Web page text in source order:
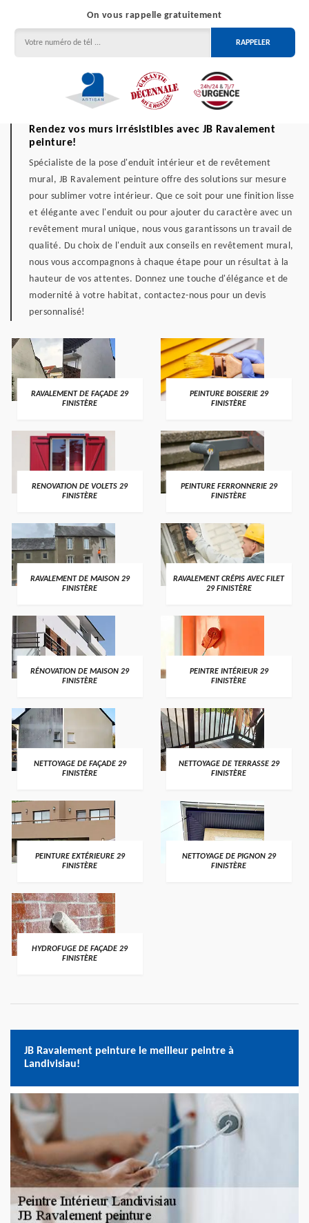
On vous rappelle gratuitement
Rendez vos murs irrésistibles avec JB Ravalement
peinture!
Spécialiste de la pose d'enduit intérieur et de revêtement
mural, JB Ravalement peinture offre des solutions sur mesure
pour sublimer votre intérieur. Que ce soit pour une finition lisse
et élégante avec l'enduit ou pour ajouter du caractère avec un
revêtement mural unique, nous vous garantissons un travail de
qualité. Du choix de l'enduit aux conseils en revêtement mural,
nous vous accompagnons à chaque étape pour un résultat à la
hauteur de vos attentes. Donnez une touche d'élégance et de
modernité à votre habitat, contactez-nous pour un devis
personnalisé!
RAVALEMENT DE FAÇADE 29
FINISTÈRE
PEINTURE BOISERIE 29
FINISTÈRE
RENOVATION DE VOLETS 29
FINISTÈRE
PEINTURE FERRONNERIE 29
FINISTÈRE
RAVALEMENT DE MAISON 29
FINISTÈRE
RAVALEMENT CRÉPIS AVEC FILET
29 FINISTÈRE
RÉNOVATION DE MAISON 29
FINISTÈRE
PEINTRE INTÉRIEUR 29
FINISTÈRE
NETTOYAGE DE FAÇADE 29
FINISTÈRE
NETTOYAGE DE TERRASSE 29
FINISTÈRE
PEINTURE EXTÉRIEURE 29
FINISTÈRE
NETTOYAGE DE PIGNON 29
FINISTÈRE
HYDROFUGE DE FAÇADE 29
FINISTÈRE
JB Ravalement peinture le meilleur peintre à
Landivisiau!